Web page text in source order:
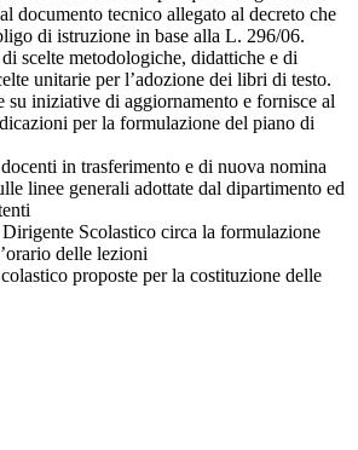
documento tecnico allegato al decreto che
di istruzione in base alla L. 296/06.
scelte metodologiche, didattiche e di
unitarie per l’adozione dei libri di testo.
su iniziative di aggiornamento e fornisce al
per la formulazione del piano di
in trasferimento e di nuova nomina
linee generali adottate dal dipartimento ed
Scolastico circa la formulazione
delle lezioni
proposte per la costituzione delle